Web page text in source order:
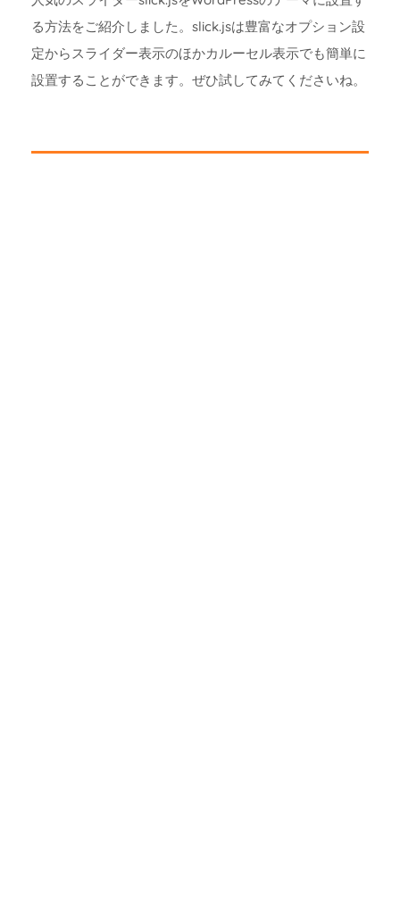
る方法をご紹介しました。slick.jsは豊富なオプション設
定からスライダー表示のほかカルーセル表示でも簡単に
設置することができます。ぜひ試してみてくださいね。